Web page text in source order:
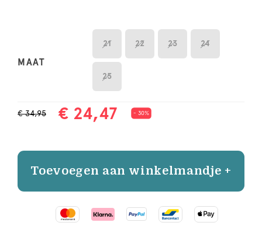
MAAT
21 22 23 24
25
€ 34,95 € 24,47 - 30%
Toevoegen aan winkelmandje +